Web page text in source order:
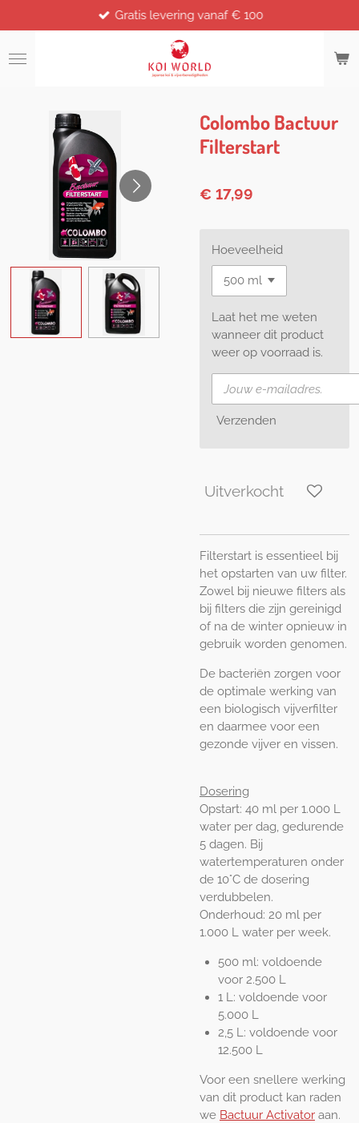
direct
naar
de
Gratis levering vanaf € 100
Colombo Bactuur
Filterstart
€ 17,99
Hoeveelheid
Laat het me weten
wanneer dit product
weer op voorraad is.
Verzenden
Uitverkocht
Filterstart is essentieel bij
het opstarten van uw filter.
Zowel bij nieuwe filters als
bij filters die zijn gereinigd
of na de winter opnieuw in
gebruik worden genomen.
De bacteriën zorgen voor
de optimale werking van
een biologisch vijverfilter
en daarmee voor een
gezonde vijver en vissen.
Dosering
Opstart: 40 ml per 1.000 L
water per dag, gedurende
5 dagen. Bij
watertemperaturen onder
de 10°C de dosering
verdubbelen.
Onderhoud: 20 ml per
1.000 L water per week.
500 ml: voldoende
voor 2.500 L
1 L: voldoende voor
5.000 L
2,5 L: voldoende voor
12.500 L
Voor een snellere werking
van dit product kan raden
we Bactuur Activator aan.